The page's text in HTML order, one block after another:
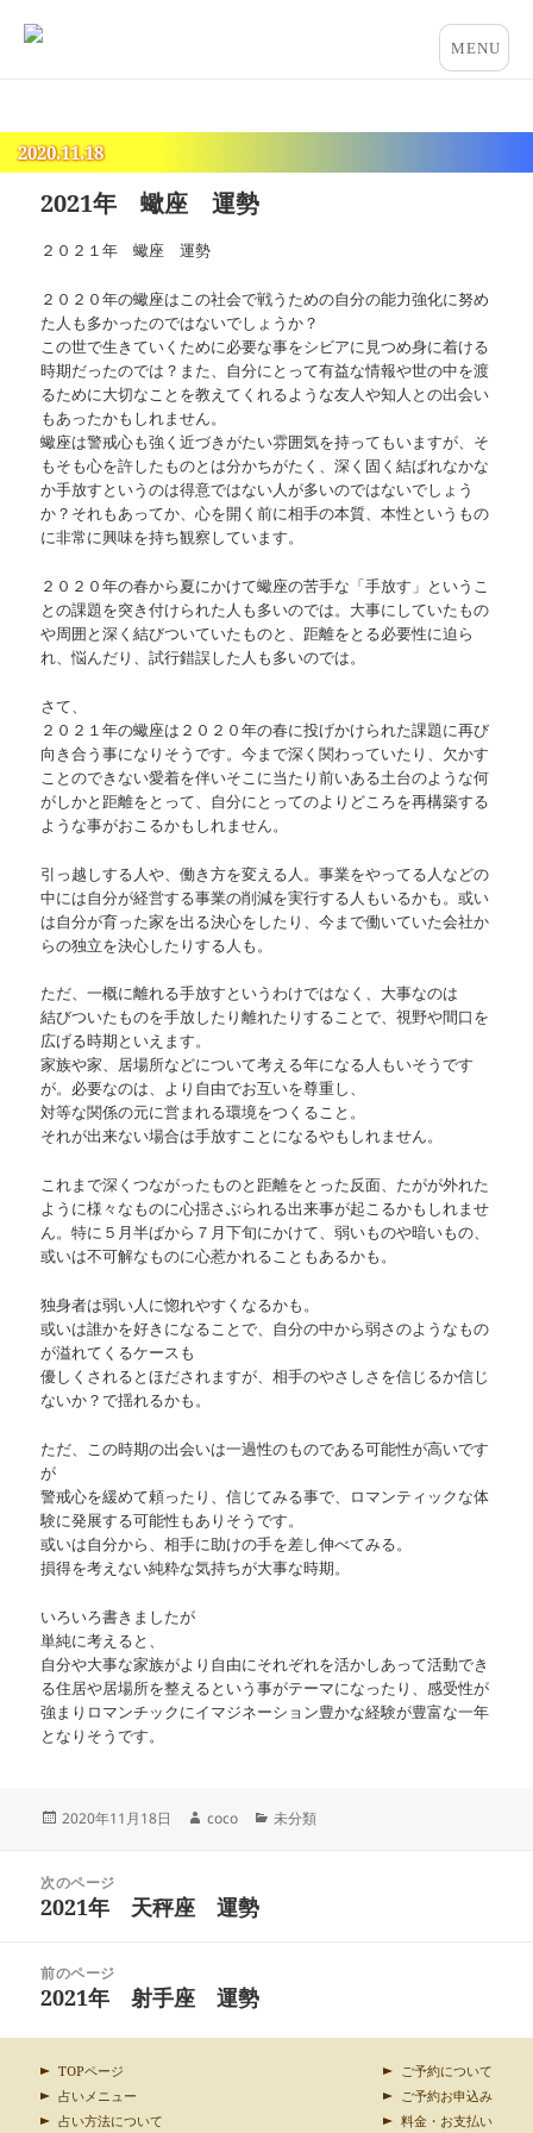
2020.11.18
2021年 蠍座 運勢
２０２１年 蠍座 運勢
２０２０年の蠍座はこの社会で戦うための自分の能力強化に努め
た人も多かったのではないでしょうか？
この世で生きていくために必要な事をシビアに見つめ身に着ける
時期だったのでは？また、自分にとって有益な情報や世の中を渡
るために大切なことを教えてくれるような友人や知人との出会い
もあったかもしれません。
蠍座は警戒心も強く近づきがたい雰囲気を持ってもいますが、そ
もそも心を許したものとは分かちがたく、深く固く結ばれなかな
か手放すというのは得意ではない人が多いのではないでしょう
か？それもあってか、心を開く前に相手の本質、本性というもの
に非常に興味を持ち観察しています。
２０２０年の春から夏にかけて蠍座の苦手な「手放す」というこ
との課題を突き付けられた人も多いのでは。大事にしていたもの
や周囲と深く結びついていたものと、距離をとる必要性に迫ら
れ、悩んだり、試行錯誤した人も多いのでは。
さて、
２０２１年の蠍座は２０２０年の春に投げかけられた課題に再び
向き合う事になりそうです。今まで深く関わっていたり、欠かす
ことのできない愛着を伴いそこに当たり前いある土台のような何
がしかと距離をとって、自分にとってのよりどころを再構築する
ような事がおこるかもしれません。
引っ越しする人や、働き方を変える人。事業をやってる人などの
中には自分が経営する事業の削減を実行する人もいるかも。或い
は自分が育った家を出る決心をしたり、今まで働いていた会社か
らの独立を決心したりする人も。
ただ、一概に離れる手放すというわけではなく、大事なのは
結びついたものを手放したり離れたりすることで、視野や間口を
広げる時期といえます。
家族や家、居場所などについて考える年になる人もいそうです
が。必要なのは、より自由でお互いを尊重し、
対等な関係の元に営まれる環境をつくること。
それが出来ない場合は手放すことになるやもしれません。
これまで深くつながったものと距離をとった反面、たがが外れた
ように様々なものに心揺さぶられる出来事が起こるかもしれませ
ん。特に５月半ばから７月下旬にかけて、弱いものや暗いもの、
或いは不可解なものに心惹かれることもあるかも。
独身者は弱い人に惚れやすくなるかも。
或いは誰かを好きになることで、自分の中から弱さのようなもの
が溢れてくるケースも
優しくされるとほだされますが、相手のやさしさを信じるか信じ
ないか？で揺れるかも。
ただ、この時期の出会いは一過性のものである可能性が高いです
が
警戒心を緩めて頼ったり、信じてみる事で、ロマンティックな体
験に発展する可能性もありそうです。
或いは自分から、相手に助けの手を差し伸べてみる。
損得を考えない純粋な気持ちが大事な時期。
いろいろ書きましたが
単純に考えると、
自分や大事な家族がより自由にそれぞれを活かしあって活動でき
る住居や居場所を整えるという事がテーマになったり、感受性が
強まりロマンチックにイマジネーション豊かな経験が豊富な一年
となりそうです。
投
2020年11月18日
作
coco
カ
未分類
次のページ
前
稿:
2021年 天秤座 運勢
前のページ
次
投
稿:
2021年 射手座 運勢
TOPページ
占いメニュー
占い方法について
ご予約について
ご予約お申込み
料金・お支払い